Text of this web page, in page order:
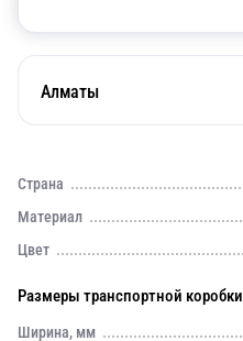
Алматы
Страна
Материал
Цвет
Размеры транспортной коробки
Ширина, мм